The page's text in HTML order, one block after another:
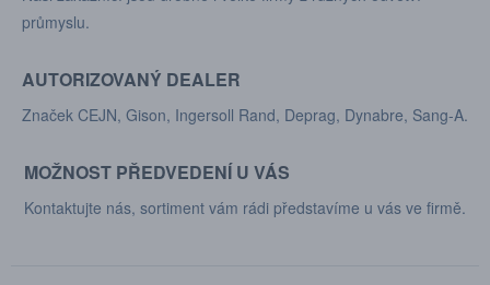
průmyslu.
AUTORIZOVANÝ DEALER
Značek CEJN, Gison, Ingersoll Rand, Deprag, Dynabre, Sang-A.
MOŽNOST PŘEDVEDENÍ U VÁS
Kontaktujte nás, sortiment vám rádi představíme u vás ve firmě.